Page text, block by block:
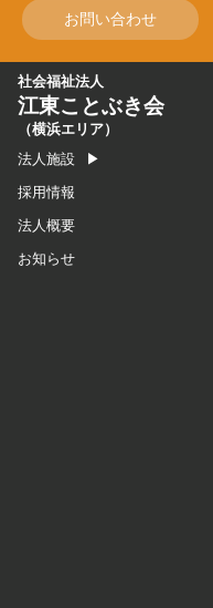
お問い合わせ
社会福祉法人
江東ことぶき会
（横浜エリア）
法人施設
採用情報
法人概要
お知らせ